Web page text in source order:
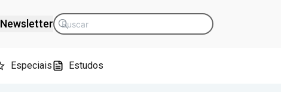
Newsletter
Especiais Estudos